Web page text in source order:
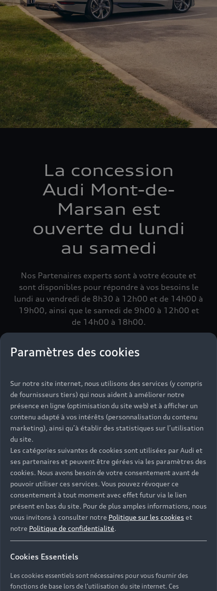
La concession
Audi Mont-de-
Marsan est
ouverte du lundi
au samedi
Nos Partenaires experts sont à votre écoute et
sont disponibles pour répondre à vos besoins le
lundi au vendredi de 8h30 à 12h00 et de 14h00 à
19h00, ainsi que le samedi de 9h00 à 12h00 et
de 14h00 à 18h00.
Paramètres des cookies
Sur notre site internet, nous utilisons des services (y compris
de fournisseurs tiers) qui nous aident à améliorer notre
présence en ligne (optimisation du site web) et à afficher un
contenu adapté à vos intérêts (personnalisation du contenu
marketing), ainsi qu’à établir des statistiques sur l’utilisation
du site.
Les catégories suivantes de cookies sont utilisées par Audi et
ses partenaires et peuvent être gérées via les paramètres des
cookies. Nous avons besoin de votre consentement avant de
pouvoir utiliser ces services. Vous pouvez révoquer ce
consentement à tout moment avec effet futur via le lien
présent en bas du site. Pour de plus amples informations, nous
vous invitons à consulter notre Politique sur les cookies et
notre Politique de confidentialité.
Cookies Essentiels
Les cookies essentiels sont nécessaires pour vous fournir des
fonctions de base lors de l'utilisation du site internet. Ces